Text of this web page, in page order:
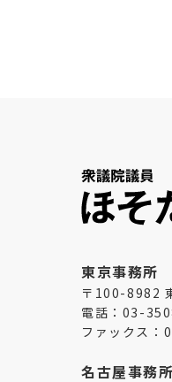
東京事務所
〒100-8982
電話：03-
ファックス
名古屋事務所